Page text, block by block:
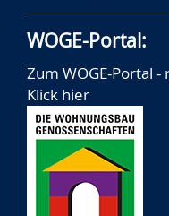
WOGE-Portal:
Zum WOGE-Portal
Klick hier